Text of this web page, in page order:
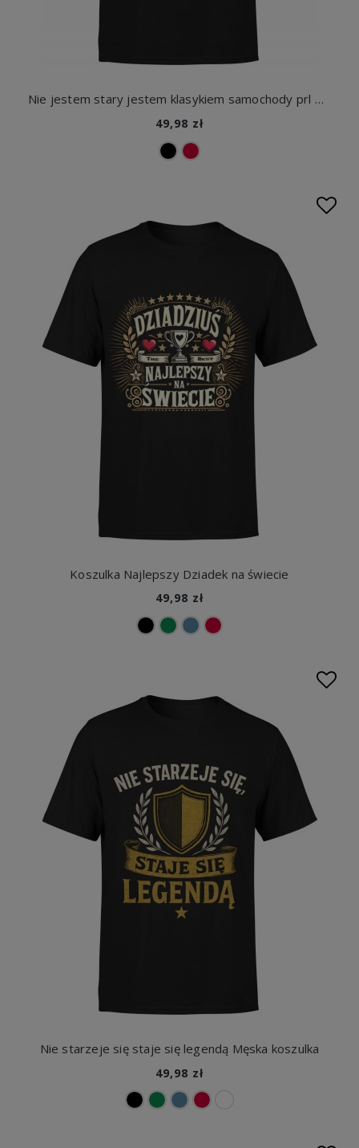
Nie jestem stary jestem klasykiem samochody prl Męska koszulka
49,98 zł
Koszulka Najlepszy Dziadek na świecie
49,98 zł
Nie starzeje się staje się legendą Męska koszulka
49,98 zł